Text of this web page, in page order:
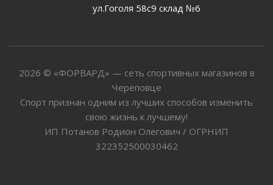
ул.Гоголя 58с9 склад №6
2026 © «ФОРВАРД» — сеть спортивных магазинов в
Череповце
Спорт признан одним из лучших способов изменить
свою жизнь к лучшему!
ИП Потанов Родион Олегович / ОГРНИП
322352500030462